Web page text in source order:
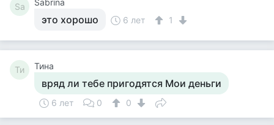
Sa Sabrina
это хорошо 6 лет 1
Ти Тина
вряд ли тебе пригодятся Мои деньги
6 лет 0 0